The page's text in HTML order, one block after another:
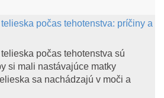
počas tehotenstva: príčiny a
počas tehotenstva sú
si mali nastávajúce matky
sa nachádzajú v moči a